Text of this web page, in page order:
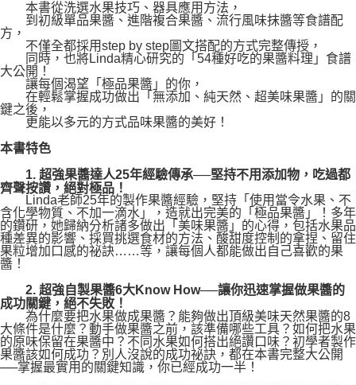
本書從洗選水果技巧、器具應用方法，
到初級單品果醬、進階複合果醬、流行風味抹醬等食譜配
方，
不僅全都採用step by step圖文搭配的方式完整傳授，
同時，也將Linda精心研究的「54種好吃的果醬料理」食譜
大公開！
讓每個渴望「極品果醬」的你，
在輕鬆掌握成功做出「無添加、純天然、超美味果醬」的關
鍵之後，
更能以多元的方式品味果醬的美好！
本書特色
1. 超強果醬達人25年經驗傳承──堅持不用添加物，吃過都
齊聲按讚，絕對極品！
Linda老師25年的製作果醬經驗，堅持「使用當令水果、不
含化學物質、不加一滴水」，造就出完美的「極品果醬」！多年
的鑽研，她歸納分析諸多做出「美味果醬」的心得，包括水果品
種差異的影響、採買挑選食材的方法、酸甜度控制的拿捏、留住
果粒增加口感的祕訣……等，讓每個人都能做出自己喜歡的果
醬！
2. 超強自製果醬6大Know How──讓你迅速掌握做果醬的
成功關鍵，絕不失敗！
為什麼要把水果做成果醬？能夠做出頂級美味天然果醬的8
大條件是什麼？動手做果醬之前，該準備哪些工具？如何把水果
的原味保留在果醬中？不同水果如何搭出絕讚口味？初學者製作
果醬該如何成功？別人沒說的成功祕訣，都在本書完整大公開
──掌握最實用的關鍵知識，你已經成功一半！